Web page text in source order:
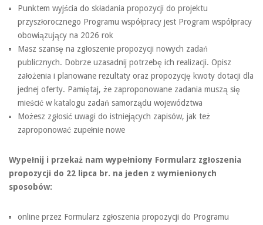
Punktem wyjścia do składania propozycji do projektu
przyszłorocznego Programu współpracy jest Program współpracy
obowiązujący na 2026 rok
Masz szansę na zgłoszenie propozycji nowych zadań
publicznych. Dobrze uzasadnij potrzebę ich realizacji. Opisz
założenia i planowane rezultaty oraz propozycję kwoty dotacji dla
jednej oferty. Pamiętaj, że zaproponowane zadania muszą się
mieścić w katalogu zadań samorządu województwa
Możesz zgłosić uwagi do istniejących zapisów, jak też
zaproponować zupełnie nowe
Wypełnij i przekaż nam wypełniony Formularz zgłoszenia
propozycji do 22 lipca br. na jeden z wymienionych
sposobów:
online przez Formularz zgłoszenia propozycji do Programu